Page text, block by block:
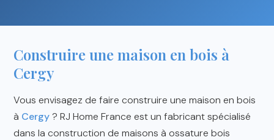
Construire une maison en bois à
Cergy
Vous envisagez de faire construire une maison en bois
à Cergy ? RJ Home France est un fabricant spécialisé
dans la construction de maisons à ossature bois